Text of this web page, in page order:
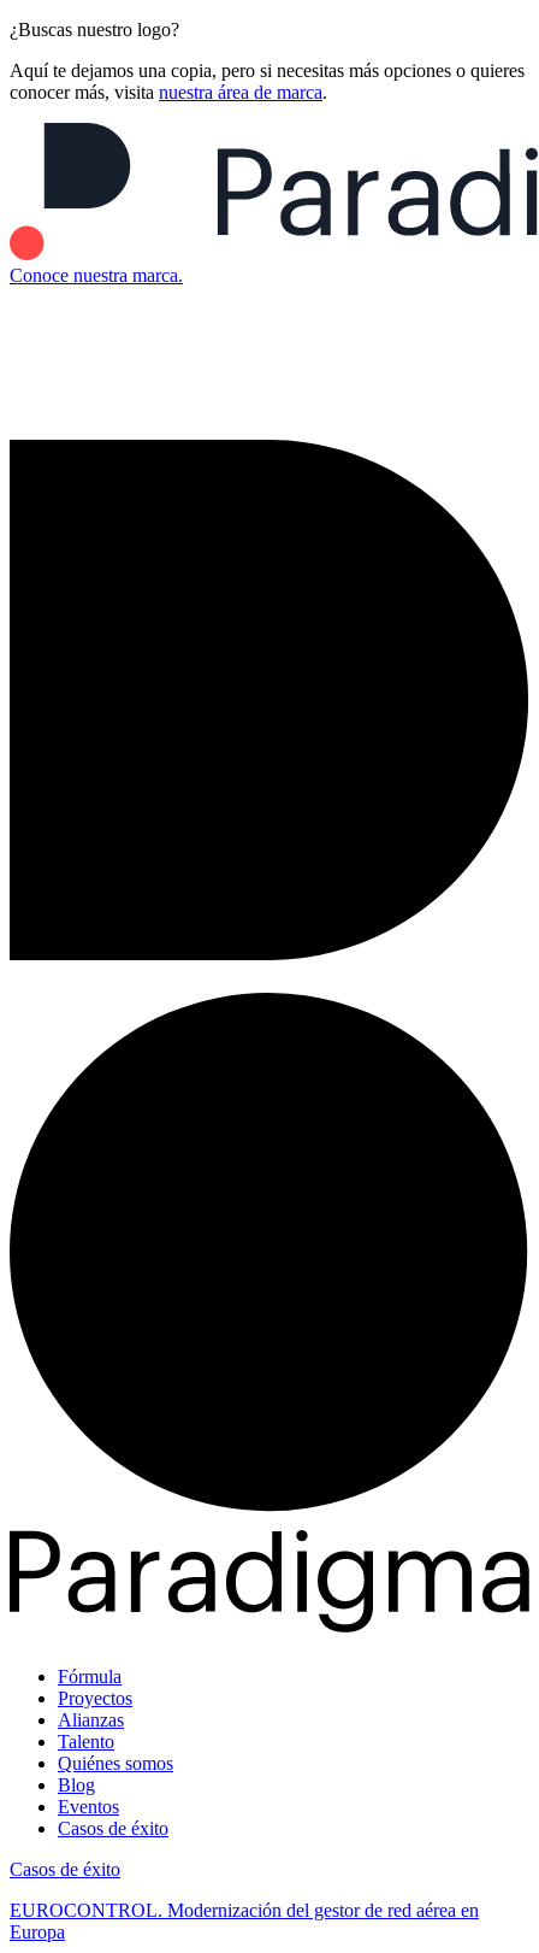
¿Buscas nuestro logo?
Aquí te dejamos una copia, pero si necesitas más opciones o quieres
conocer más, visita nuestra área de marca.
Conoce nuestra marca.
Fórmula
Proyectos
Alianzas
Talento
Quiénes somos
Blog
Eventos
Casos de éxito
Casos de éxito
EUROCONTROL. Modernización del gestor de red aérea en
Europa